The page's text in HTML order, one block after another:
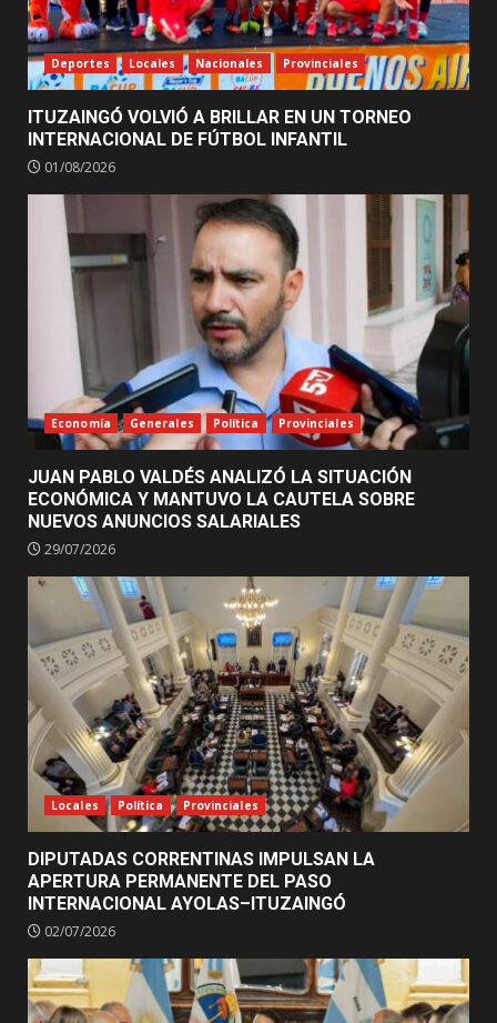
Deportes Locales Nacionales Provinciales
ITUZAINGÓ VOLVIÓ A BRILLAR EN UN TORNEO
INTERNACIONAL DE FÚTBOL INFANTIL
01/08/2026
Economía Generales Política Provinciales
JUAN PABLO VALDÉS ANALIZÓ LA SITUACIÓN
ECONÓMICA Y MANTUVO LA CAUTELA SOBRE
NUEVOS ANUNCIOS SALARIALES
29/07/2026
Locales Política Provinciales
DIPUTADAS CORRENTINAS IMPULSAN LA
APERTURA PERMANENTE DEL PASO
INTERNACIONAL AYOLAS–ITUZAINGÓ
02/07/2026